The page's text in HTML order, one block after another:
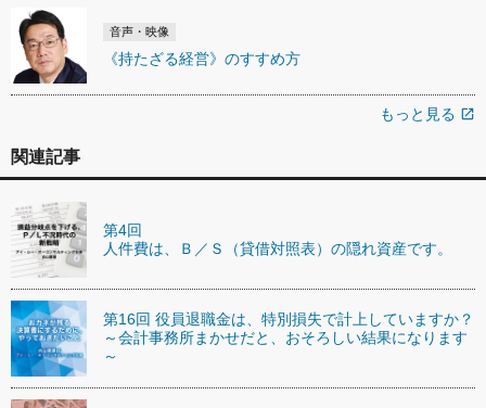
音声・映像
《持たざる経営》のすすめ方
もっと見る open_in_new
関連記事
第4回
人件費は、Ｂ／Ｓ（貸借対照表）の隠れ資産です。
第16回 役員退職金は、特別損失で計上していますか？
～会計事務所まかせだと、おそろしい結果になります
～